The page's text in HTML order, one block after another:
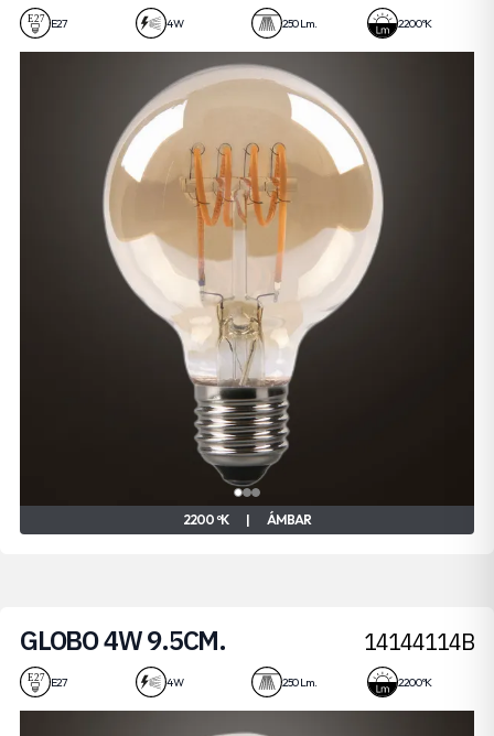
E27 4 W 250 Lm. 2200 ºK
2200 ºK | ÁMBAR
GLOBO 4W 9.5CM. 14144114B
E27 4 W 250 Lm. 2200 ºK